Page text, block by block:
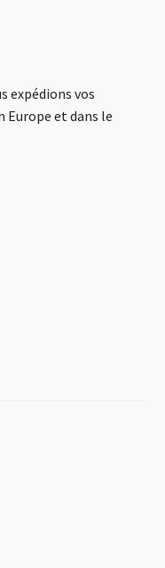
expédions vos
et dans le